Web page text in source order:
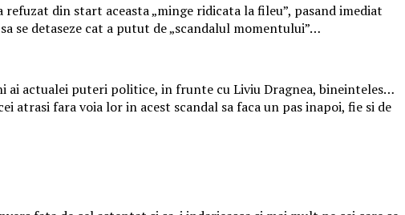
din start aceasta „minge ridicata la fileu”, pasand imediat
se detaseze cat a putut de „scandalul momentului”…
ai actualei puteri politice, in frunte cu Liviu Dragnea, bineinteles…
atrasi fara voia lor in acest scandal sa faca un pas inapoi, fie si de